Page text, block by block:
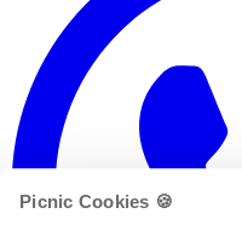
Picnic Cookies 🍪